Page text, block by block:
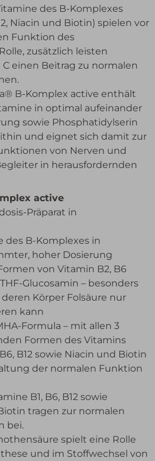
des B-Komplexes
Niacin und Biotin) spielen vor
Funktion des
zusätzlich leisten
einen Beitrag zu normalen
B-Komplex active enthält
in optimal aufeinander
sowie Phosphatidylserin
und eignet sich damit zur
von Nerven und
in herausfordernden
active
Präparat in
des B-Komplexes in
hoher Dosierung
von Vitamin B2, B6
Glucosamin – besonders
Körper Folsäure nur
kann
Formula – mit allen 3
Formen des Vitamins
B12 sowie Niacin und Biotin
der normalen Funktion
B1, B6, B12 sowie
tragen zur normalen
bei.
spielt eine Rolle
und im Stoffwechsel von